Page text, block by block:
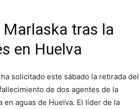
Marlaska tras la
en Huelva
solicitado este sábado la retirada del
de dos agentes de la
aguas de Huelva. El líder de la